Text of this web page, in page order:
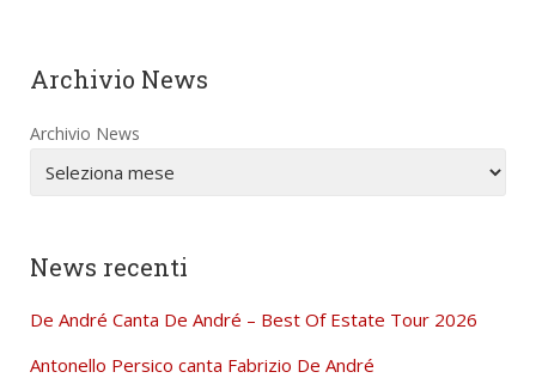
Archivio News
Archivio News
News recenti
De André Canta De André – Best Of Estate Tour 2026
Antonello Persico canta Fabrizio De André